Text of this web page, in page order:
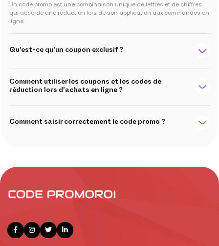
Un code promo est une combinaison unique de lettres et de chiffres
qui accorde une réduction lors de son application aux commandes en
ligne.
Qu'est-ce qu'un coupon exclusif ?
Comment utiliser les coupons et les codes de
réduction lors d'achats en ligne ?
Comment saisir correctement le code promo ?